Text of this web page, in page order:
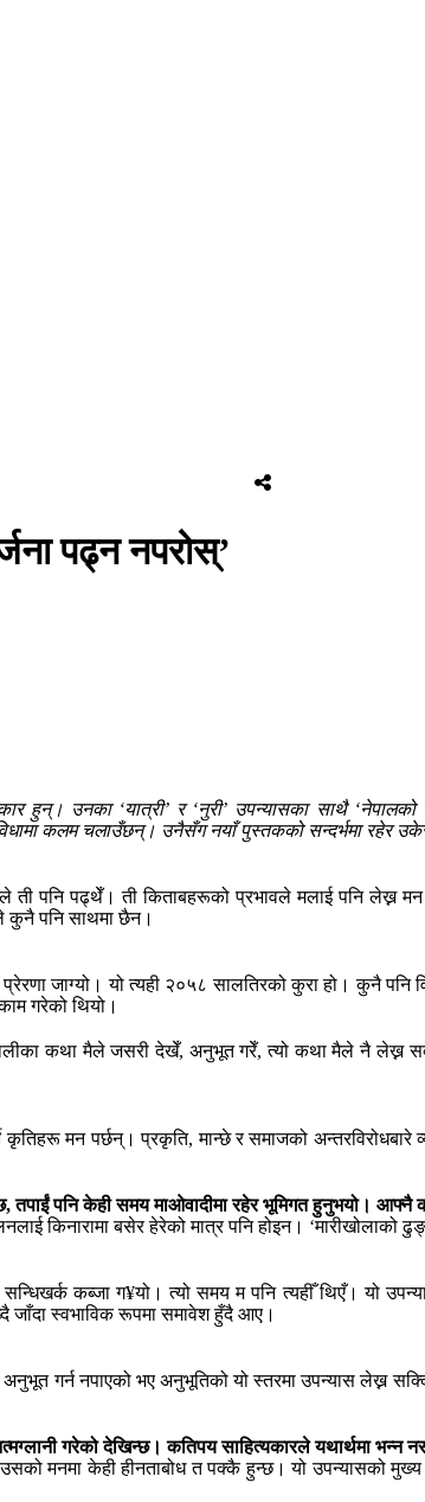
पढ्न नपरोस्’
हुन्। उनका ‘यात्री’ र ‘नुरी’ उपन्यासका साथै
विधामा कलम चलाउँछन्। उनैसँग नयाँ पुस्तकको सन्दर्भमा रहेर
पनि पढ्थेँ। ती किताबहरूको प्रभावले मलाई पनि लेख्न
कुनै पनि साथमा छैन।
जाग्यो। यो त्यही २०५८ सालतिरको कुरा हो। कुनै
गरेको थियो।
कथा मैले जसरी देखेँ, अनुभूत गरेँ, त्यो कथा मैले नै
कृतिहरू मन पर्छन्। प्रकृति, मान्छे र समाजको
तपाईं पनि केही समय माओवादीमा रहेर भूमिगत हुनुभयो। आफ्नै
किनारामा बसेर हेरेको मात्र पनि होइन। ‘मारीखोलाको
कब्जा ग¥यो। त्यो समय म पनि त्यहीँ थिएँ। यो
जाँदा स्वभाविक रूपमा समावेश हुँदै आए।
अनुभूत गर्न नपाएको भए अनुभूतिको यो स्तरमा उपन्यास लेख्न
गरेको देखिन्छ। कतिपय साहित्यकारले यथार्थमा
मनमा केही हीनताबोध त पक्कै हुन्छ। यो उपन्यासको मुख्य